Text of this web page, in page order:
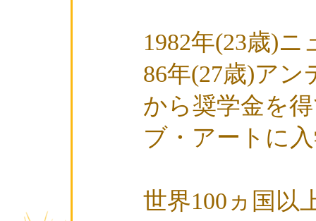
1982年(23歳)
86年(27歳)ア
から奨学金を
ブ・アートに
世界100ヵ国以